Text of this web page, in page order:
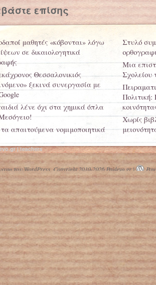
επίσης
μαθητές «κόβονται» λόγω
σε δικαιολογητικά
Θεσσαλονικιός
ξεκινά συνεργασία με
λένε όχι στα χημικά όπλα
απαιτούμενα νομιμοποιητικά
παιδικών σταθμών στο
στην καρότσα για να πάνε
Στυλό
Μια
Πολιτική:
Xωρίς
Κριμιζή
| teachers
του WordPress. Copyright 2010-2026 Paidevo.gr |